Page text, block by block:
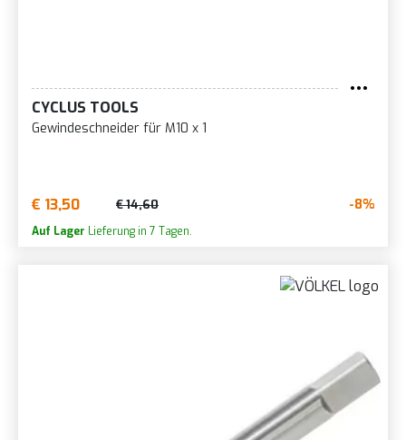
CYCLUS TOOLS
Gewindeschneider für M10 x 1
€ 13,50 € 14,60 -8%
Auf Lager Lieferung in 7 Tagen.